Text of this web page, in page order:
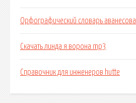
Орфографический словарь аванесова
Скачать линда я ворона mp3
Справочник для инженеров hutte